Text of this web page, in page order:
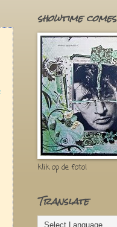
showtime comes
klik op de foto!
Translate